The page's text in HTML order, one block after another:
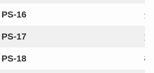
PS-16
PS-17
PS-18